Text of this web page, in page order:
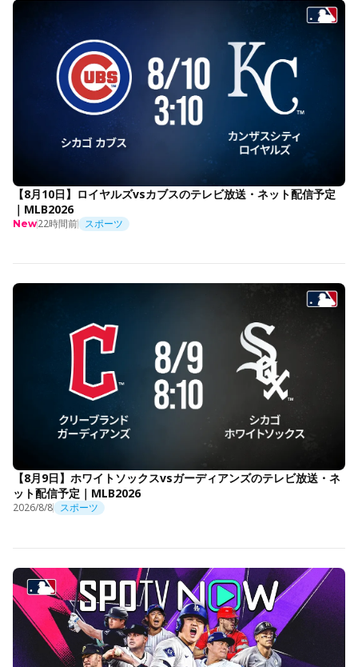
【8月10日】ロイヤルズvsカブスのテレビ放送・ネット配信予定
｜MLB2026
New22時間前 スポーツ
【8月9日】ホワイトソックスvsガーディアンズのテレビ放送・ネ
ット配信予定｜MLB2026
2026/8/8 スポーツ